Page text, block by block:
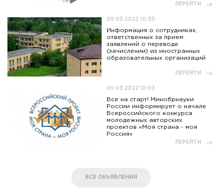
ПЕРЕЙТИ
09.03.2022 10:30
Информация о сотрудниках,
ответственных за прием
заявлений о переводе
(зачислении) из иностранных
образовательных организаций
ПЕРЕЙТИ
09.03.2022 10:03
Все на старт! Минобрнауки
России информирует о начале
Всероссийского конкурса
молодежных авторских
проектов «Моя страна - моя
Россия»
ПЕРЕЙТИ
ВСЕ ОБЪЯВЛЕНИЯ